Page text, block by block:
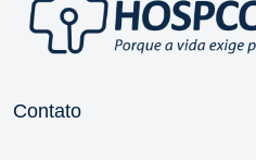
Contato